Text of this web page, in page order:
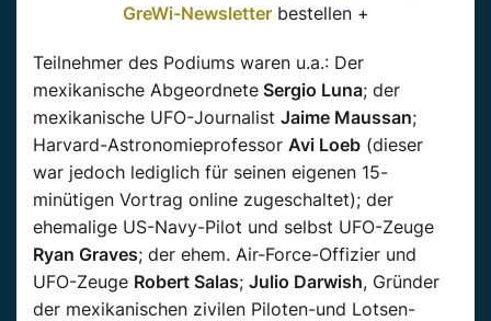
GreWi-Newsletterbestellen +
Teilnehmer des Podiums waren u.a.: Der
mexikanische Abgeordnete Sergio Luna; der
mexikanische UFO-Journalist Jaime Maussan;
Harvard-Astronomieprofessor Avi Loeb (dieser
war jedoch lediglich für seinen eigenen 15-
minütigen Vortrag online zugeschaltet); der
ehemalige US-Navy-Pilot und selbst UFO-Zeuge
Ryan Graves; der ehem. Air-Force-Offizier und
UFO-Zeuge Robert Salas; Julio Darwish, Gründer
der mexikanischen zivilen Piloten-und Lotsen-